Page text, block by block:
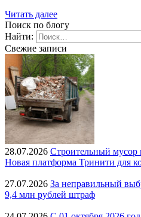
Читать далее
Поиск по блогу
Найти:
Свежие записи
28.07.2026 Строительный
Новая платформа Тринити для
27.07.2026 За неправильный
9,4 млн рублей штраф